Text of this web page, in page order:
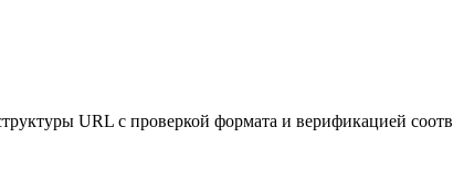
URL с проверкой формата и верификацией